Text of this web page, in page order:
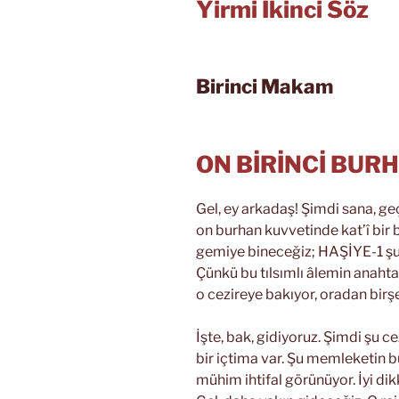
Yirmi İkinci Söz
Birinci Makam
ON BİRİNCİ
Gel, ey arkadaş! Şimdi sana,
on burhan kuvvetinde kat’î bir
gemiye bineceğiz; HAŞİYE-1
Çünkü bu tılsımlı âlemin
o cezireye bakıyor, oradan
İşte, bak, gidiyoruz. Şimdi şu
bir içtima var. Şu memleketin
mühim ihtifal görünüyor. İyi